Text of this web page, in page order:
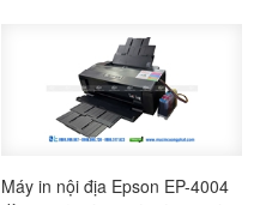
Máy in nội địa Epson EP-4004